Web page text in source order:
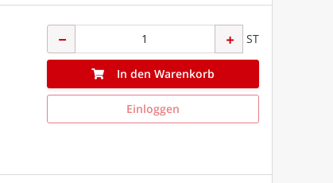
ST
In den Warenkorb
Einloggen